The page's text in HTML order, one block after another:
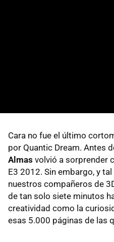
Cara no fue el último
por Quantic Dream. Antes
Almas volvió a sorprender
E3 2012. Sin embargo, y
nuestros compañeros de
de tan solo siete minutos
creatividad como la
esas 5.000 páginas de las